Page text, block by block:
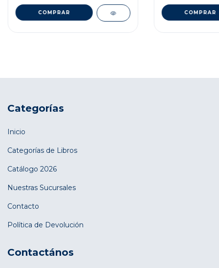
Categorías
Inicio
Categorías de Libros
Catálogo 2026
Nuestras Sucursales
Contacto
Política de Devolución
Contactános